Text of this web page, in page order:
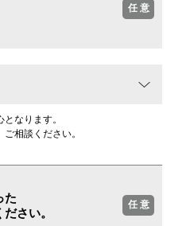
任 意
なります。
相談ください。
た
さい。
任 意